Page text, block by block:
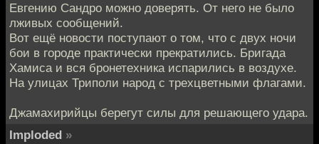
Евгению Сандро можно доверять. От него не было
лживых сообщений.
Вот ещё новости поступают о том, что с двух ночи
бои в городе практически прекратились. Бригада
Хамиса и вся бронетехника испарились в воздухе.
На улицах Триполи народ с трехцветными флагами.
Джамахирийцы берегут силы для решающего удара.
Imploded »